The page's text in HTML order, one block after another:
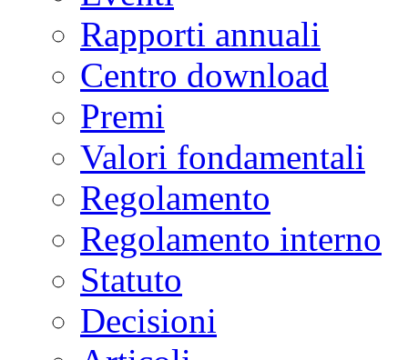
Rapporti annuali
Centro download
Premi
Valori fondamentali
Regolamento
Regolamento interno
Statuto
Decisioni